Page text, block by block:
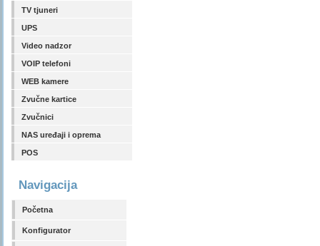
TV tjuneri
UPS
Video nadzor
VOIP telefoni
WEB kamere
Zvučne kartice
Zvučnici
NAS uređaji i oprema
POS
Navigacija
Početna
Konfigurator